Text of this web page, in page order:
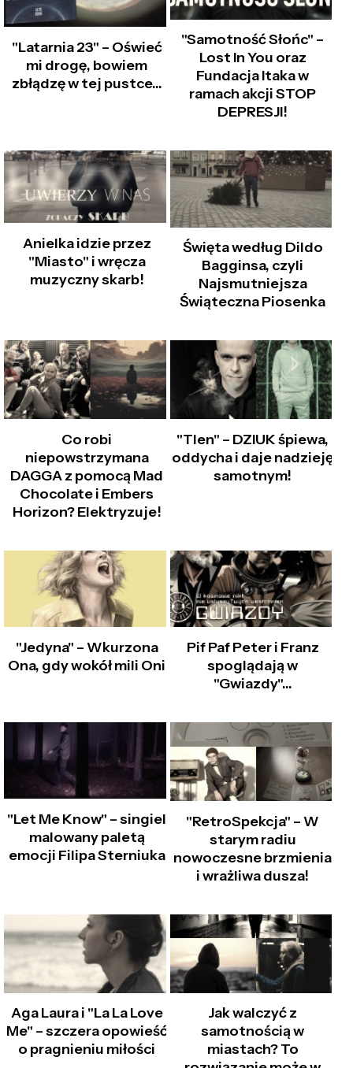
"Latarnia 23" – Oświeć
mi drogę, bowiem
zbłądzę w tej pustce…
"Samotność Słońc" –
Lost In You oraz
Fundacja Itaka w
ramach akcji STOP
DEPRESJI!
Anielka idzie przez
"Miasto" i wręcza
muzyczny skarb!
Święta według Dildo
Bagginsa, czyli
Najsmutniejsza
Świąteczna Piosenka
Co robi
niepowstrzymana
DAGGA z pomocą Mad
Chocolate i Embers
Horizon? Elektryzuje!
"Tlen" – DZIUK śpiewa,
oddycha i daje nadzieję
samotnym!
"Jedyna" – Wkurzona
Ona, gdy wokół mili Oni
Pif Paf Peter i Franz
spoglądają w
"Gwiazdy"...
"Let Me Know" – singiel
malowany paletą
emocji Filipa Sterniuka
"RetroSpekcja" – W
starym radiu
nowoczesne brzmienia
i wrażliwa dusza!
Aga Laura i "La La Love
Me" – szczera opowieść
o pragnieniu miłości
Jak walczyć z
samotnością w
miastach? To